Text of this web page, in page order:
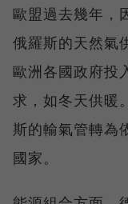
歐盟過去幾年，
俄羅斯的天然氣
歐洲各國政府投
求，如冬天供暖
斯的輸氣管轉為
國家。